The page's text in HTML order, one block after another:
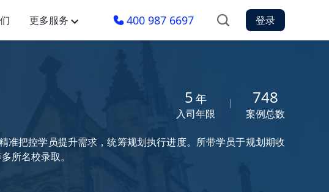
更多服务 400 987 6697 登录
5 年
入司年限
748
案例总数
把控学员提升需求，统筹规划执行进度。所带学员于规划期收
所名校录取。